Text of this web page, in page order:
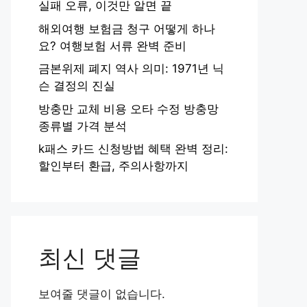
실패 오류, 이것만 알면 끝
해외여행 보험금 청구 어떻게 하나
요? 여행보험 서류 완벽 준비
금본위제 폐지 역사 의미: 1971년 닉
슨 결정의 진실
방충만 교체 비용 오타 수정 방충망
종류별 가격 분석
k패스 카드 신청방법 혜택 완벽 정리:
할인부터 환급, 주의사항까지
최신 댓글
보여줄 댓글이 없습니다.